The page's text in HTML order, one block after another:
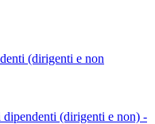
(dirigenti e non
(dirigenti e non) -